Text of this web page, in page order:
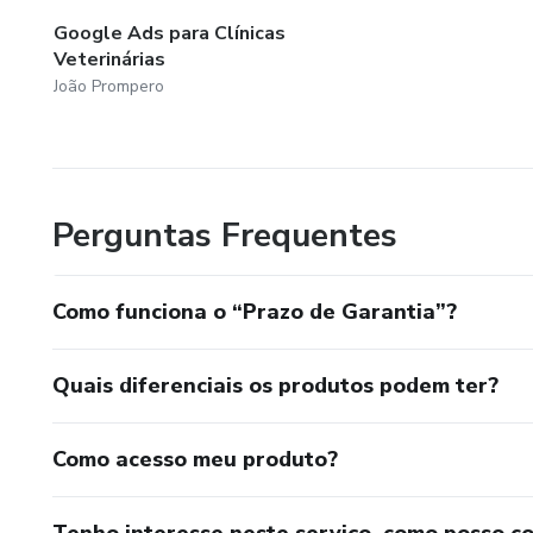
Google Ads para Clínicas
Veterinárias
João Prompero
Perguntas Frequentes
Como funciona o “Prazo de Garantia”?
Quais diferenciais os produtos podem ter?
Como acesso meu produto?